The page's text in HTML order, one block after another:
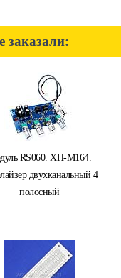
заказали:
RS060. XH-M164.
двухканальный 4
полосный